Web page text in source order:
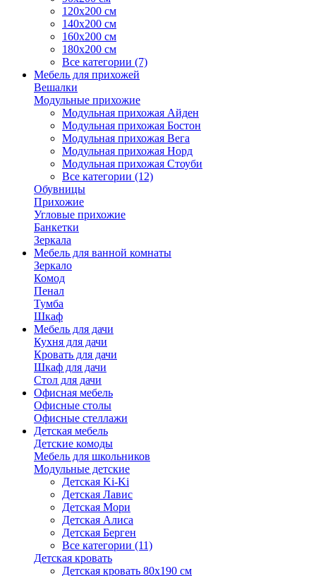
120х200 см
140х200 см
160х200 см
180х200 см
Все категории (7)
Мебель для прихожей
Вешалки
Модульные прихожие
Модульная прихожая Айден
Модульная прихожая Бостон
Модульная прихожая Вега
Модульная прихожая Норд
Модульная прихожая Стоуби
Все категории (12)
Обувницы
Прихожие
Угловые прихожие
Банкетки
Зеркала
Мебель для ванной комнаты
Зеркало
Комод
Пенал
Тумба
Шкаф
Мебель для дачи
Кухня для дачи
Кровать для дачи
Шкаф для дачи
Стол для дачи
Офисная мебель
Офисные столы
Офисные стеллажи
Детская мебель
Детские комоды
Мебель для школьников
Модульные детские
Детская Ki-Ki
Детская Лавис
Детская Мори
Детская Алиса
Детская Берген
Все категории (11)
Детская кровать
Детская кровать 80х190 см